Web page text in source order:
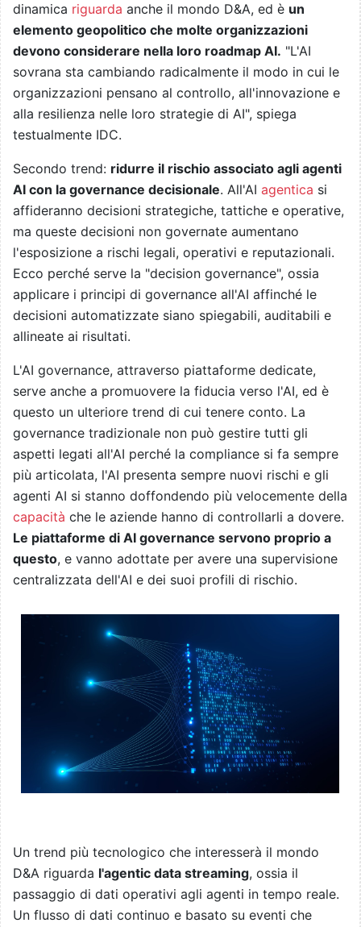
dinamica riguarda anche il mondo D&A, ed è un
elemento geopolitico che molte organizzazioni
devono considerare nella loro roadmap AI. "L'AI
sovrana sta cambiando radicalmente il modo in cui le
organizzazioni pensano al controllo, all'innovazione e
alla resilienza nelle loro strategie di AI", spiega
testualmente IDC.
Secondo trend: ridurre il rischio associato agli agenti
AI con la governance decisionale. All'AI agentica si
affideranno decisioni strategiche, tattiche e operative,
ma queste decisioni non governate aumentano
l'esposizione a rischi legali, operativi e reputazionali.
Ecco perché serve la "decision governance", ossia
applicare i principi di governance all'AI affinché le
decisioni automatizzate siano spiegabili, auditabili e
allineate ai risultati.
L'AI governance, attraverso piattaforme dedicate,
serve anche a promuovere la fiducia verso l'AI, ed è
questo un ulteriore trend di cui tenere conto. La
governance tradizionale non può gestire tutti gli
aspetti legati all'AI perché la compliance si fa sempre
più articolata, l'AI presenta sempre nuovi rischi e gli
agenti AI si stanno doffondendo più velocemente della
capacità che le aziende hanno di controllarli a dovere.
Le piattaforme di AI governance servono proprio a
questo, e vanno adottate per avere una supervisione
centralizzata dell'AI e dei suoi profili di rischio.
Un trend più tecnologico che interesserà il mondo
D&A riguarda l'agentic data streaming, ossia il
passaggio di dati operativi agli agenti in tempo reale.
Un flusso di dati continuo e basato su eventi che